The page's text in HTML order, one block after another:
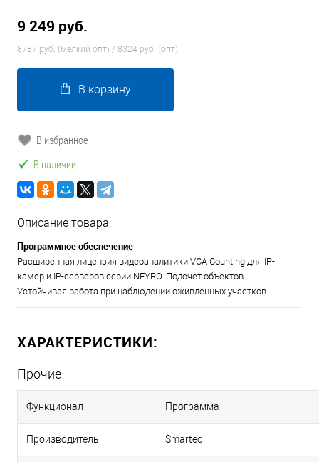
9 249 руб.
8787 руб. (мелкий опт) / 8324 руб. (опт)
В корзину
В избранное
В наличии
Описание товара:
Программное обеспечение
Расширенная лицензия видеоаналитики VCA Counting для IP-
камер и IP-серверов серии NEYRO. Подсчет объектов.
Устойчивая работа при наблюдении оживленных участков
ХАРАКТЕРИСТИКИ:
Прочие
Функционал Программа
Производитель Smartec